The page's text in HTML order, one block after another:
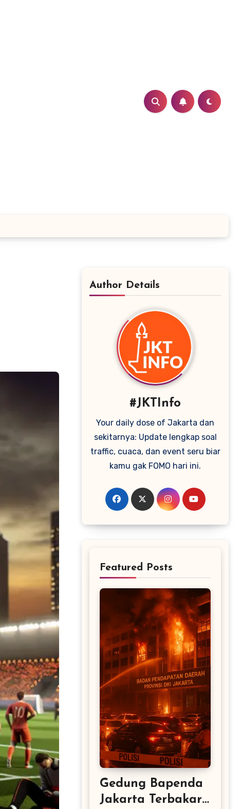
Author Details
#JKTInfo
Your daily dose of Jakarta dan
sekitarnya: Update lengkap soal
traffic, cuaca, dan event seru biar
kamu gak FOMO hari ini.
Featured Posts
Gedung Bapenda
Jakarta Terbakar: